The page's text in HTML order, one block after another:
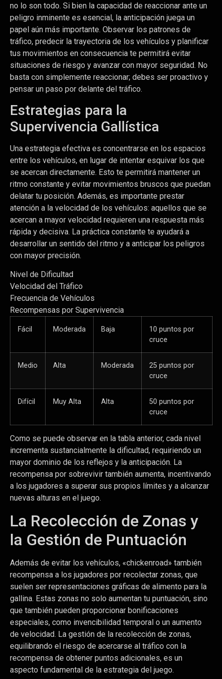
no lo son todo. Si bien la capacidad de reaccionar ante un
peligro inminente es esencial, la anticipación juega un
papel aún más importante. Observar los patrones de
tráfico, predecir la trayectoria de los vehículos y planificar
tus movimientos en consecuencia te permitirá evitar
situaciones de riesgo y avanzar con mayor seguridad. No
basta con simplemente reaccionar; debes ser proactivo y
pensar un paso por delante del tráfico.
Estrategias para la
Supervivencia Gallística
Una estrategia efectiva es concentrarse en los espacios
entre los vehículos, en lugar de intentar esquivar los que
se acercan directamente. Esto te permitirá mantener un
ritmo constante y evitar movimientos bruscos que puedan
delatar tu posición. Además, es importante prestar
atención a la velocidad de los vehículos: aquellos que se
acercan a mayor velocidad requieren una respuesta más
rápida y decisiva. La práctica constante te ayudará a
desarrollar un sentido del ritmo y a anticipar los peligros
con mayor precisión.
Nivel de Dificultad
Velocidad del Tráfico
Frecuencia de Vehículos
Recompensas por Supervivencia
Fácil Moderada Baja
10 puntos por
cruce
Medio Alta Moderada
25 puntos por
cruce
Difícil Muy Alta Alta
50 puntos por
cruce
Como se puede observar en la tabla anterior, cada nivel
incrementa sustancialmente la dificultad, requiriendo un
mayor dominio de los reflejos y la anticipación. La
recompensa por sobrevivir también aumenta, incentivando
a los jugadores a superar sus propios límites y a alcanzar
nuevas alturas en el juego.
La Recolección de Zonas y
la Gestión de Puntuación
Además de evitar los vehículos, «chickenroad» también
recompensa a los jugadores por recolectar zonas, que
suelen ser representaciones gráficas de alimento para la
gallina. Estas zonas no solo aumentan tu puntuación, sino
que también pueden proporcionar bonificaciones
especiales, como invencibilidad temporal o un aumento
de velocidad. La gestión de la recolección de zonas,
equilibrando el riesgo de acercarse al tráfico con la
recompensa de obtener puntos adicionales, es un
aspecto fundamental de la estrategia del juego.